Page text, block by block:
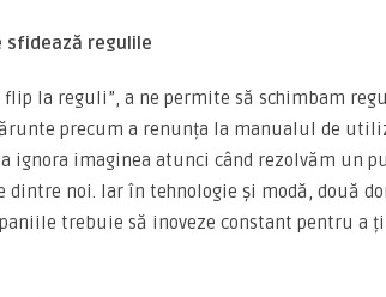
sfidează regulile
flip la reguli”, a ne permite să schimbam
precum a renunța la manualul de
ignora imaginea atunci când rezolvăm un
dintre noi. Iar în tehnologie și modă, două
trebuie să inoveze constant pentru a